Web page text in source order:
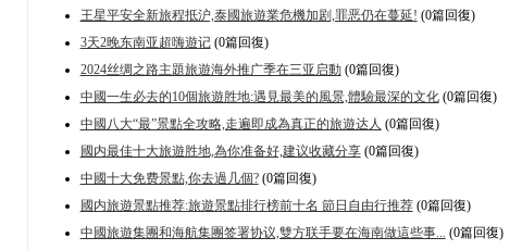
王星平安全新旅程抵沪,泰國旅遊業危機加剧,罪恶仍在蔓延! (0篇回復)
3天2晚东南亚超嗨遊记(0篇回復)
2024丝绸之路主題旅遊海外推广季在三亚启動(0篇回復)
中國一生必去的10個旅遊胜地:遇見最美的風景,體驗最深的文化(0篇回復)
中國八大“最”景點全攻略,走遍即成為真正的旅遊达人 (0篇回復)
國内最佳十大旅遊胜地,為你准备好,建议收藏分享(0篇回復)
中國十大免费景點,你去過几個?(0篇回復)
國内旅遊景點推荐:旅遊景點排行榜前十名 節日自由行推荐(0篇回復)
中國旅遊集團和海航集團签署协议,雙方联手要在海南做這些事... (0篇回復)